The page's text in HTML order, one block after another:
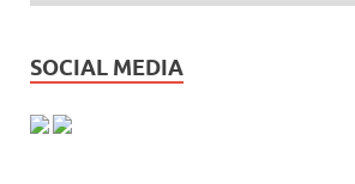
SOCIAL MEDIA